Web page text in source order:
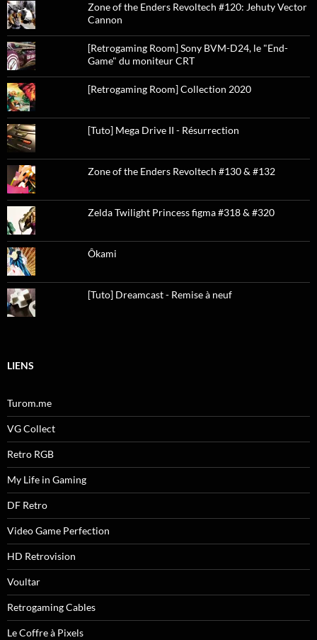
Zone of the Enders Revoltech #120: Jehuty Vector
Cannon
[Retrogaming Room] Sony BVM-D24, le "End-
Game" du moniteur CRT
[Retrogaming Room] Collection 2020
[Tuto] Mega Drive II - Résurrection
Zone of the Enders Revoltech #130 & #132
Zelda Twilight Princess figma #318 & #320
Ôkami
[Tuto] Dreamcast - Remise à neuf
LIENS
Turom.me
VG Collect
Retro RGB
My Life in Gaming
DF Retro
Video Game Perfection
HD Retrovision
Voultar
Retrogaming Cables
Le Coffre à Pixels